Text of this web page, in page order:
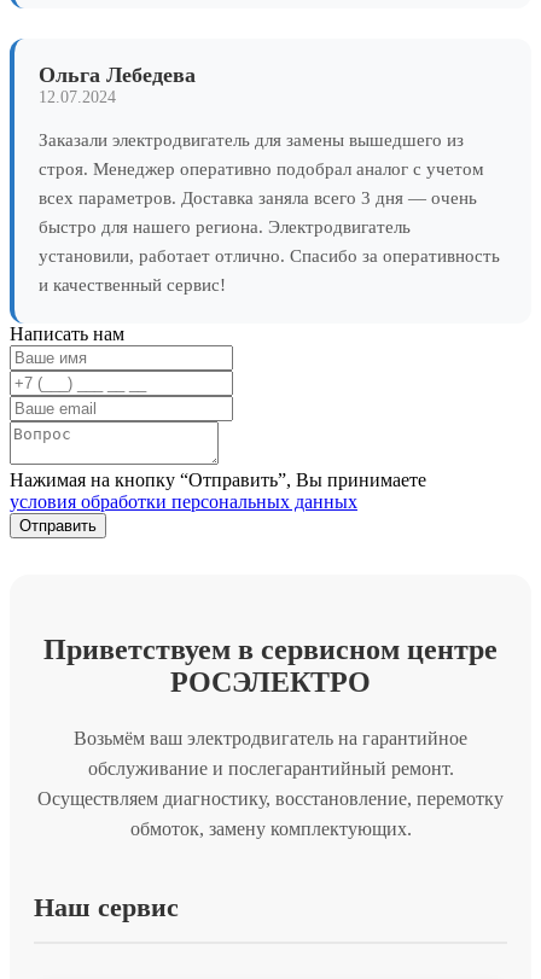
Ольга Лебедева
12.07.2024
Заказали электродвигатель для замены вышедшего из
строя. Менеджер оперативно подобрал аналог с учетом
всех параметров. Доставка заняла всего 3 дня — очень
быстро для нашего региона. Электродвигатель
установили, работает отлично. Спасибо за оперативность
и качественный сервис!
Написать нам
Нажимая на кнопку “Отправить”, Вы принимаете
условия обработки персональных данных
Приветствуем в сервисном центре
РОСЭЛЕКТРО
Возьмём ваш электродвигатель на гарантийное
обслуживание и послегарантийный ремонт.
Осуществляем диагностику, восстановление, перемотку
обмоток, замену комплектующих.
Наш сервис